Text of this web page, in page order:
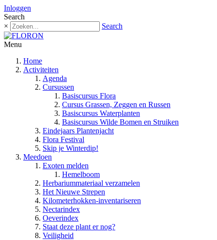
Inloggen
Search
×
Search
Menu
Home
Activiteiten
Agenda
Cursussen
Basiscursus Flora
Cursus Grassen, Zeggen en Russen
Basiscursus Waterplanten
Basiscursus Wilde Bomen en Struiken
Eindejaars Plantenjacht
Flora Festival
Skip je Winterdip!
Meedoen
Exoten melden
Hemelboom
Herbariummateriaal verzamelen
Het Nieuwe Strepen
Kilometerhokken-inventariseren
Nectarindex
Oeverindex
Staat deze plant er nog?
Veiligheid